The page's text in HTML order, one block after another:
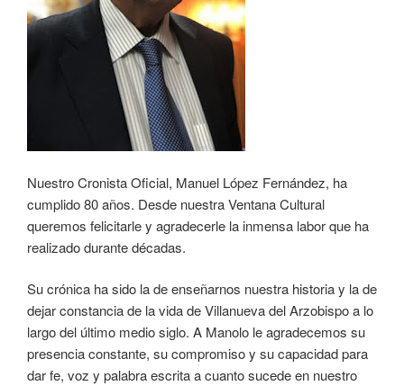
Nuestro Cronista Oficial, Manuel López Fernández, ha
cumplido 80 años. Desde nuestra Ventana Cultural
queremos felicitarle y agradecerle la inmensa labor que ha
realizado durante décadas.
Su crónica ha sido la de enseñarnos nuestra historia y la de
dejar constancia de la vida de Villanueva del Arzobispo a lo
largo del último medio siglo. A Manolo le agradecemos su
presencia constante, su compromiso y su capacidad para
dar fe, voz y palabra escrita a cuanto sucede en nuestro